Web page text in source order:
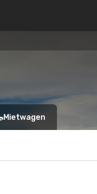
Mietwagen